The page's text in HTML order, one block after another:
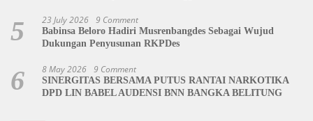
5 23 July 2026 9 Comment
Babinsa Beloro Hadiri Musrenbangdes Sebagai Wujud
Dukungan Penyusunan RKPDes
6 8 May 2026 9 Comment
SINERGITAS BERSAMA PUTUS RANTAI NARKOTIKA
DPD LIN BABEL AUDENSI BNN BANGKA BELITUNG